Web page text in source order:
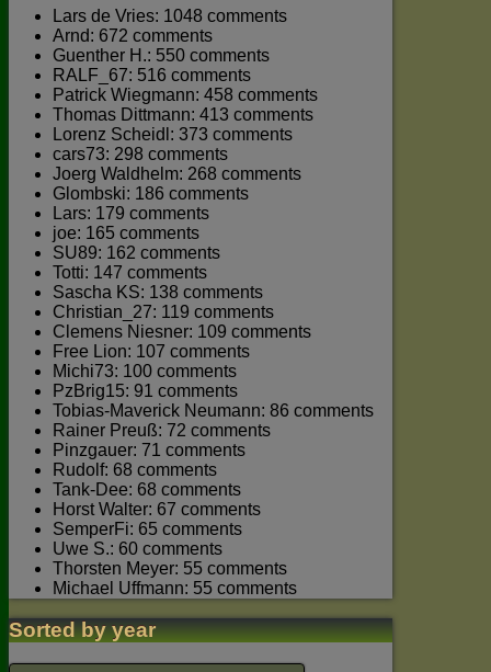
Lars de Vries: 1048 comments
Arnd: 672 comments
Guenther H.: 550 comments
RALF_67: 516 comments
Patrick Wiegmann: 458 comments
Thomas Dittmann: 413 comments
Lorenz Scheidl: 373 comments
cars73: 298 comments
Joerg Waldhelm: 268 comments
Glombski: 186 comments
Lars: 179 comments
joe: 165 comments
SU89: 162 comments
Totti: 147 comments
Sascha KS: 138 comments
Christian_27: 119 comments
Clemens Niesner: 109 comments
Free Lion: 107 comments
Michi73: 100 comments
PzBrig15: 91 comments
Tobias-Maverick Neumann: 86 comments
Rainer Preuß: 72 comments
Pinzgauer: 71 comments
Rudolf: 68 comments
Tank-Dee: 68 comments
Horst Walter: 67 comments
SemperFi: 65 comments
Uwe S.: 60 comments
Thorsten Meyer: 55 comments
Michael Uffmann: 55 comments
Sorted by year